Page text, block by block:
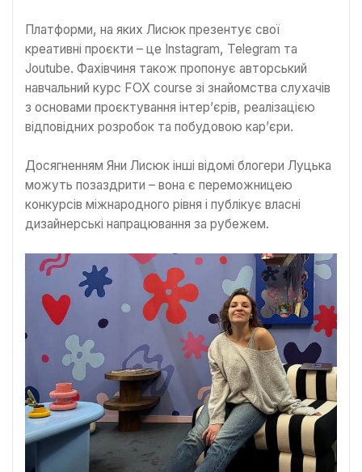
Платформи, на яких Лисюк презентує свої
креативні проєкти – це Instagram, Telegram та
Joutube. Фахівчиня також пропонує авторський
навчальний курс FOX course зі знайомства слухачів
з основами проєктування інтер’єрів, реалізацією
відповідних розробок та побудовою кар’єри.
Досягненням Яни Лисюк інші відомі блогери Луцька
можуть позаздрити – вона є переможницею
конкурсів міжнародного рівня і публікує власні
дизайнерські напрацювання за рубежем.